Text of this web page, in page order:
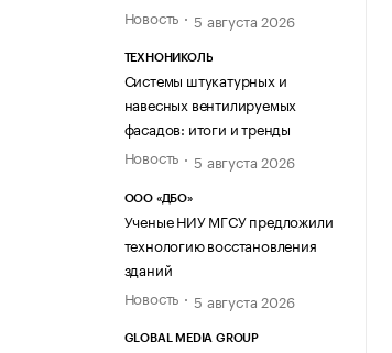
Новость
5 августа 2026
ТЕХНОНИКОЛЬ
Системы штукатурных и
навесных вентилируемых
фасадов: итоги и тренды
Новость
5 августа 2026
ООО «ДБО»
Ученые НИУ МГСУ предложили
технологию восстановления
зданий
Новость
5 августа 2026
GLOBAL MEDIA GROUP